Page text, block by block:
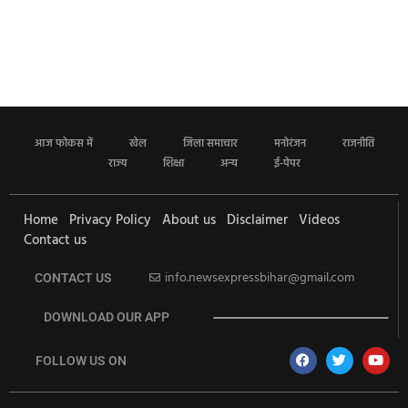
आज फोकस में खेल जिला समाचार मनोरंजन
राजनीति
राज्य
शिक्षा अन्य ई-पेपर
Home Privacy Policy About us Disclaimer Videos
Contact us
CONTACT US info.newsexpressbihar@gmail.com
DOWNLOAD OUR APP
FOLLOW US ON